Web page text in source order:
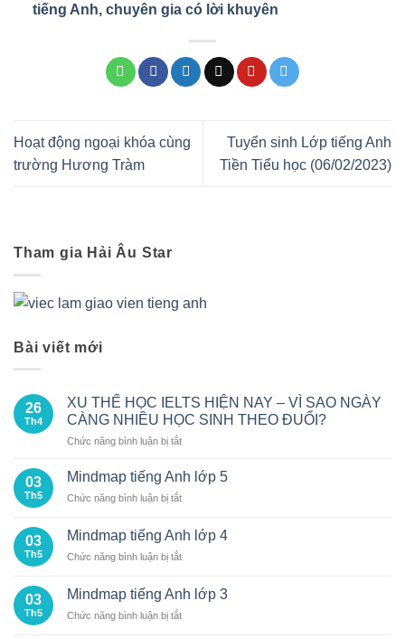
tiếng Anh, chuyên gia có lời khuyên
Hoạt động ngoại khóa cùng
trường Hương Tràm
Tuyển sinh Lớp tiếng Anh
Tiền Tiểu học (06/02/2023)
Tham gia Hải Âu Star
Bài viết mới
26
Th4
XU THẾ HỌC IELTS HIỆN NAY – VÌ SAO NGÀY
CÀNG NHIỀU HỌC SINH THEO ĐUỔI?
Chức năng bình luận bị tắtở
THẾ
IELTS
NAY
VÌ
NGÀY
03
Th5
Mindmap tiếng Anh lớp 5
Chức năng bình luận bị tắtở
tiếng
Anh
lớp
03
Th5
Mindmap tiếng Anh lớp 4
Chức năng bình luận bị tắtở
tiếng
Anh
lớp
03
Th5
Mindmap tiếng Anh lớp 3
Chức năng bình luận bị tắtở